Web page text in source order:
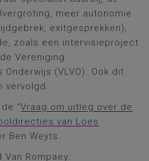
meer autonomie
exitgesprekken),
zoals een intervisieproject
Vereniging
(VLVO). Ook dit
vervolgd.
“Vraag om uitleg over de
van Loes
Ben Weyts.
Rompaey: